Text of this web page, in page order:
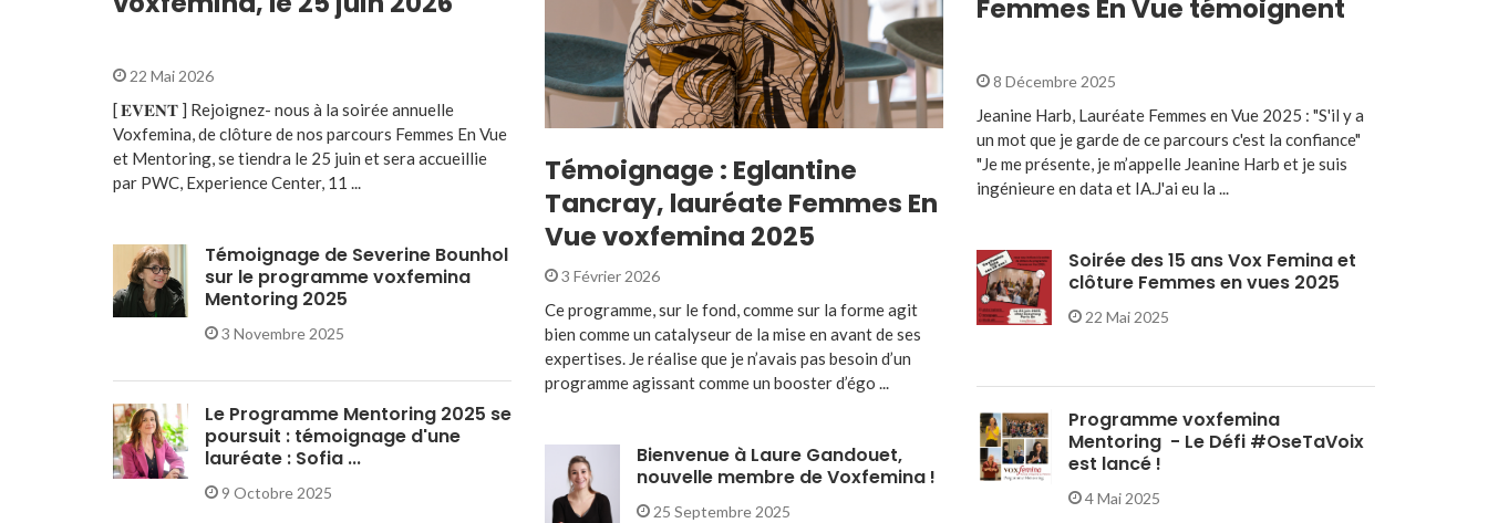
22 Mai 2026
[ 𝐄𝐕𝐄𝐍𝐓 ] Rejoignez- nous à la soirée annuelle
Voxfemina, de clôture de nos parcours Femmes En Vue
et Mentoring, se tiendra le 25 juin et sera accueillie
par PWC, Experience Center, 11 ...
Témoignage de Severine Bounhol
sur le programme voxfemina
Mentoring 2025
3 Novembre 2025
Le Programme Mentoring 2025 se
poursuit : témoignage d'une
lauréate : Sofia ...
9 Octobre 2025
Témoignage : Eglantine
Tancray, lauréate Femmes En
Vue voxfemina 2025
3 Février 2026
Ce programme, sur le fond, comme sur la forme agit
bien comme un catalyseur de la mise en avant de ses
expertises. Je réalise que je n’avais pas besoin d’un
programme agissant comme un booster d’égo ...
Bienvenue à Laure Gandouet,
nouvelle membre de Voxfemina !
25 Septembre 2025
Femmes En Vue témoignent
8 Décembre 2025
Jeanine Harb, Lauréate Femmes en Vue 2025 : "S'il y a
un mot que je garde de ce parcours c'est la confiance"
"Je me présente, je m’appelle Jeanine Harb et je suis
ingénieure en data et IA.J'ai eu la ...
Soirée des 15 ans Vox Femina et
clôture Femmes en vues 2025
22 Mai 2025
Programme voxfemina
Mentoring - Le Défi #OseTaVoix
est lancé !
4 Mai 2025